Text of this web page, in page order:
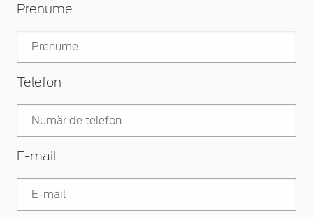
Prenume
Telefon
E-mail